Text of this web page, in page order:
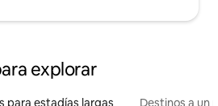
explorar
para estadías largas Destinos a un